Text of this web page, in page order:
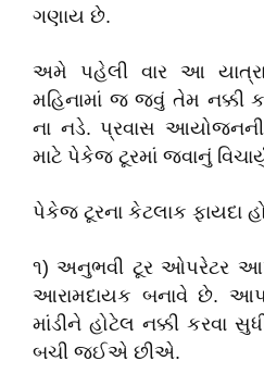
ગણાય છે.
અમે પહેલી વાર આ
મહિનામાં જ જવું તેમ નક્કી
ના નડે. પ્રવાસ
માટે પેકેજ ટૂરમાં જવાનું
પેકેજ ટૂરના કેટલાક ફાયદા
૧) અનુભવી ટૂર ઓપરેટર
આરામદાયક બનાવે છે.
માંડીને હોટેલ નક્કી કરવા
બચી જઈએ છીએ.